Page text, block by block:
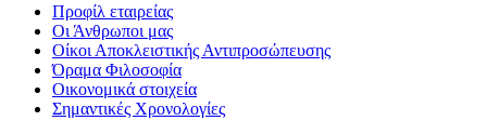
Προφίλ εταιρείας
Οι Άνθρωποι μας
Οίκοι Αποκλειστικής Αντιπροσώπευσης
Όραμα Φιλοσοφία
Οικονομικά στοιχεία
Σημαντικές Χρονολογίες